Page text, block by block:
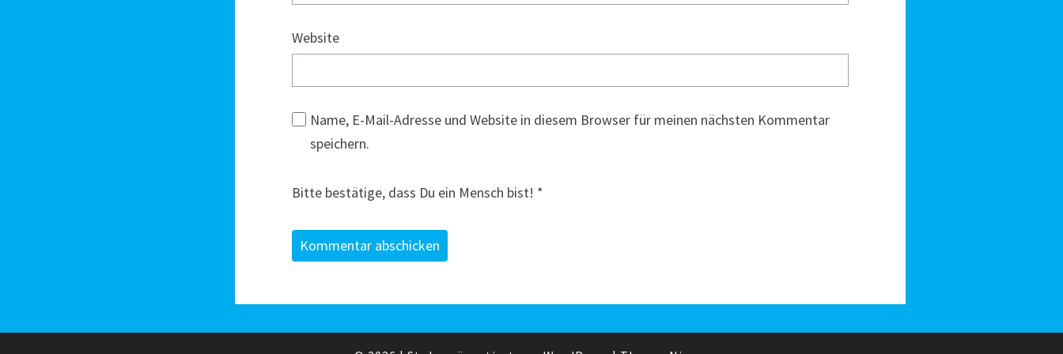
Website
Name, E-Mail-Adresse und Website in diesem Browser für meinen nächsten Kommentar
speichern.
Bitte bestätige, dass Du ein Mensch bist! *